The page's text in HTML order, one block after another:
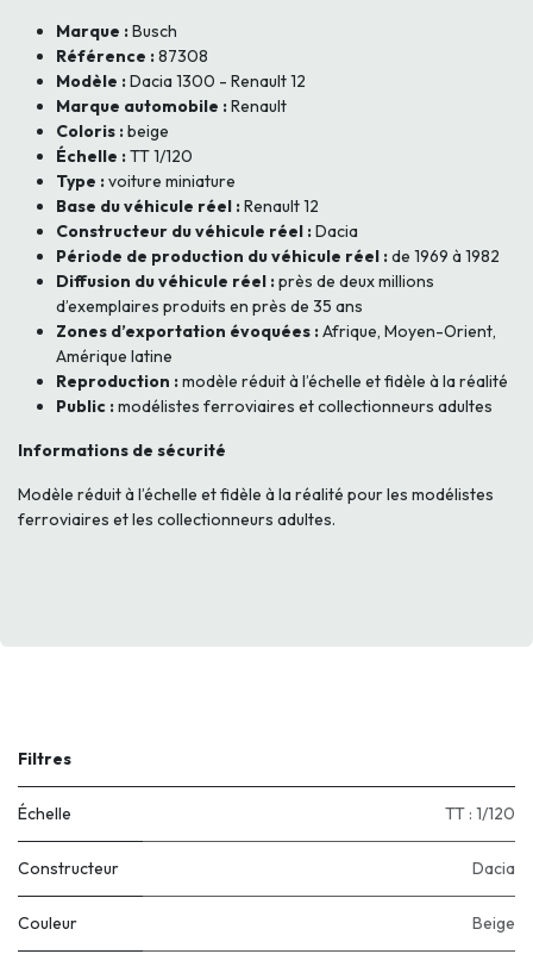
Marque :Busch
Référence :87308
Modèle :Dacia 1300 - Renault 12
Marque automobile :Renault
Coloris :beige
Échelle :TT 1/120
Type :voiture miniature
Base du véhicule réel :Renault 12
Constructeur du véhicule réel :Dacia
Période de production du véhicule réel :de 1969 à 1982
Diffusion du véhicule réel :près de deux millions
d’exemplaires produits en près de 35 ans
Zones d’exportation évoquées :Afrique, Moyen-Orient,
Amérique latine
Reproduction :modèle réduit à l’échelle et fidèle à la réalité
Public :modélistes ferroviaires et collectionneurs adultes
Informations de sécurité
Modèle réduit à l’échelle et fidèle à la réalité pour les modélistes
ferroviaires et les collectionneurs adultes.
Filtres
Échelle TT : 1/120
Constructeur Dacia
Couleur Beige